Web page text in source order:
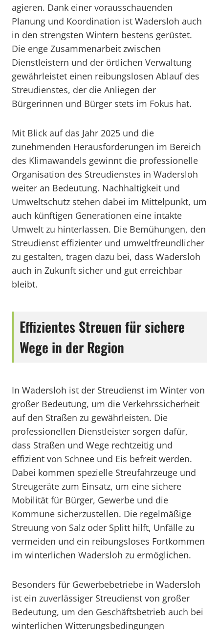
agieren. Dank einer vorausschauenden
Planung und Koordination ist Wadersloh auch
in den strengsten Wintern bestens gerüstet.
Die enge Zusammenarbeit zwischen
Dienstleistern und der örtlichen Verwaltung
gewährleistet einen reibungslosen Ablauf des
Streudienstes, der die Anliegen der
Bürgerinnen und Bürger stets im Fokus hat.
Mit Blick auf das Jahr 2025 und die
zunehmenden Herausforderungen im Bereich
des Klimawandels gewinnt die professionelle
Organisation des Streudienstes in Wadersloh
weiter an Bedeutung. Nachhaltigkeit und
Umweltschutz stehen dabei im Mittelpunkt, um
auch künftigen Generationen eine intakte
Umwelt zu hinterlassen. Die Bemühungen, den
Streudienst effizienter und umweltfreundlicher
zu gestalten, tragen dazu bei, dass Wadersloh
auch in Zukunft sicher und gut erreichbar
bleibt.
Effizientes Streuen für sichere
Wege in der Region
In Wadersloh ist der Streudienst im Winter von
großer Bedeutung, um die Verkehrssicherheit
auf den Straßen zu gewährleisten. Die
professionellen Dienstleister sorgen dafür,
dass Straßen und Wege rechtzeitig und
effizient von Schnee und Eis befreit werden.
Dabei kommen spezielle Streufahrzeuge und
Streugeräte zum Einsatz, um eine sichere
Mobilität für Bürger, Gewerbe und die
Kommune sicherzustellen. Die regelmäßige
Streuung von Salz oder Splitt hilft, Unfälle zu
vermeiden und ein reibungsloses Fortkommen
im winterlichen Wadersloh zu ermöglichen.
Besonders für Gewerbebetriebe in Wadersloh
ist ein zuverlässiger Streudienst von großer
Bedeutung, um den Geschäftsbetrieb auch bei
winterlichen Witterungsbedingungen